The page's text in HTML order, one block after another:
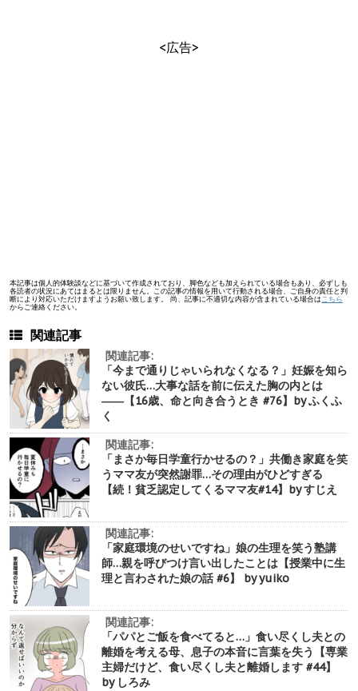
<広告>
本記事は個人的体験談などに基づいて作成されており、脚色なども加えられている場合もあり、必ずしも
各読者の状況にあてはまるとは限りません。この記事の情報を用いて行動される場合、ご自身の責任と判
断により対応いただけますようお願い致します。 尚、記事に不適切な内容が含まれている場合は こちら
からご連絡ください。
関連記事
関連記事:
「今まで通りじゃいられなくなる？」妊娠を知ら
ない彼氏…大事な話を前に伝えた胸の内とは
――【16歳、命と向き合うとき #76】by ふくふ
く
関連記事:
「まさか毎日学童行かせるの？」共働き家庭を笑
うママ友が突然謝罪…その理由がひどすぎる
【続！貧乏認定してくるママ友#14】by すじえ
関連記事:
「家庭環境のせいですね」娘の生理を笑う塾講
師…親を呼びつけ言い出したことは【授業中に生
理と言わされた娘の話 #6】 by yuiko
関連記事:
「パパとご飯を食べてると…」食い尽くし夫との
離婚を考える母、息子の本音に言葉を失う【専業
主婦だけど、食い尽くし夫と離婚します #44】
by しろみ